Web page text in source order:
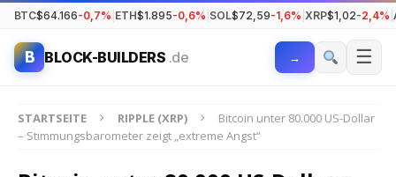
BTC$64.166-0,7% ETH$1.895-0,6% SOL$72,59-1,6% XRP$1,02-2,4%
B BLOCK-BUILDERS .de → ☰
STARTSEITE RIPPLE (XRP)
Bitcoin unter 80.000 US-Dollar
– Stimmungsbarometer zeigt „extreme Angst“